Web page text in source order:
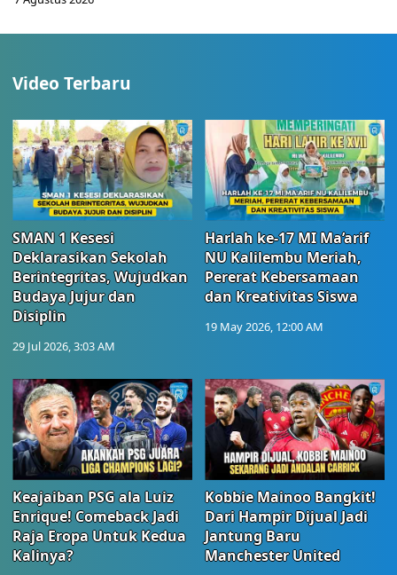
Video Terbaru
SMAN 1 Kesesi
Deklarasikan Sekolah
Berintegritas, Wujudkan
Budaya Jujur dan
Disiplin
29 Jul 2026, 3:03 AM
Harlah ke-17 MI Ma’arif
NU Kalilembu Meriah,
Pererat Kebersamaan
dan Kreativitas Siswa
19 May 2026, 12:00 AM
Keajaiban PSG ala Luiz
Enrique! Comeback Jadi
Raja Eropa Untuk Kedua
Kalinya?
Kobbie Mainoo Bangkit!
Dari Hampir Dijual Jadi
Jantung Baru
Manchester United